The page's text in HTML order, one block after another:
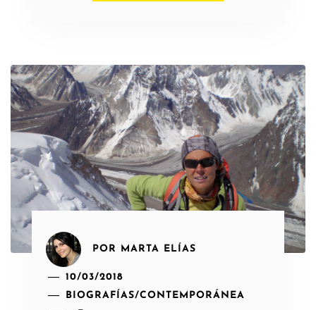
POR MARTA ELÍAS
10/03/2018
BIOGRAFÍAS/CONTEMPORÁNEA